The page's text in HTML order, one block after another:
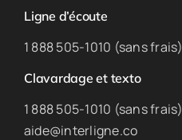
Ligne d’écoute
1 888 505-1010 (sans frais)
Clavardage et texto
1 888 505-1010 (sans frais)
aide@interligne.co